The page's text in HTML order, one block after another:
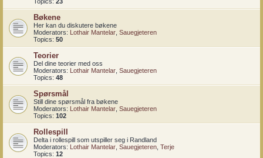
Bøkene
Her kan du diskutere bøkene
Moderators: Lothair Mantelar Sauegjeteren
Topics: 50
Teorier
Del dine teorier med oss
Moderators: Lothair Mantelar Sauegjeteren
Topics: 48
Spørsmål
Still dine spørsmål fra bøkene
Moderators: Lothair Mantelar Sauegjeteren
Topics: 102
Rollespill
Delta i rollespill som utspiller seg i Randland
Moderators: Lothair Mantelar Sauegjeteren Terje
Topics: 12